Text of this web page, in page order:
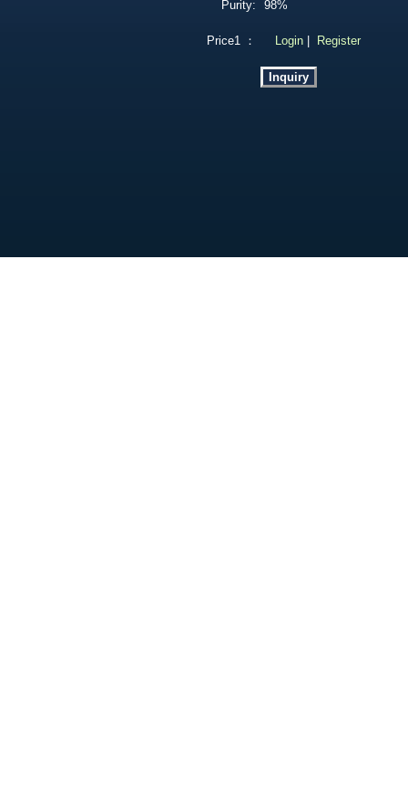
Purity: 98%
Price1 ： Login Register